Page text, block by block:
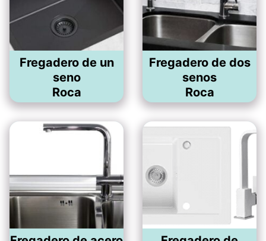
Fregadero de un
seno
Roca
Fregadero de dos
senos
Roca